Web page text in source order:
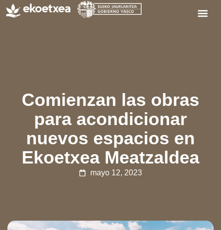
Comienzan las obras
para acondicionar
nuevos espacios en
Ekoetxea Meatzaldea
mayo 12, 2023